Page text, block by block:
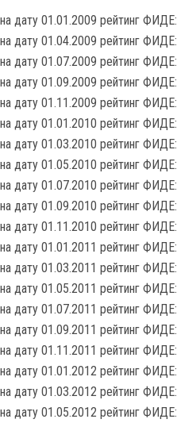
на дату 01.01.2009 рейтинг ФИДЕ:
на дату 01.04.2009 рейтинг ФИДЕ:
на дату 01.07.2009 рейтинг ФИДЕ:
на дату 01.09.2009 рейтинг ФИДЕ:
на дату 01.11.2009 рейтинг ФИДЕ:
на дату 01.01.2010 рейтинг ФИДЕ:
на дату 01.03.2010 рейтинг ФИДЕ:
на дату 01.05.2010 рейтинг ФИДЕ:
на дату 01.07.2010 рейтинг ФИДЕ:
на дату 01.09.2010 рейтинг ФИДЕ:
на дату 01.11.2010 рейтинг ФИДЕ:
на дату 01.01.2011 рейтинг ФИДЕ:
на дату 01.03.2011 рейтинг ФИДЕ:
на дату 01.05.2011 рейтинг ФИДЕ:
на дату 01.07.2011 рейтинг ФИДЕ:
на дату 01.09.2011 рейтинг ФИДЕ:
на дату 01.11.2011 рейтинг ФИДЕ:
на дату 01.01.2012 рейтинг ФИДЕ:
на дату 01.03.2012 рейтинг ФИДЕ:
на дату 01.05.2012 рейтинг ФИДЕ: